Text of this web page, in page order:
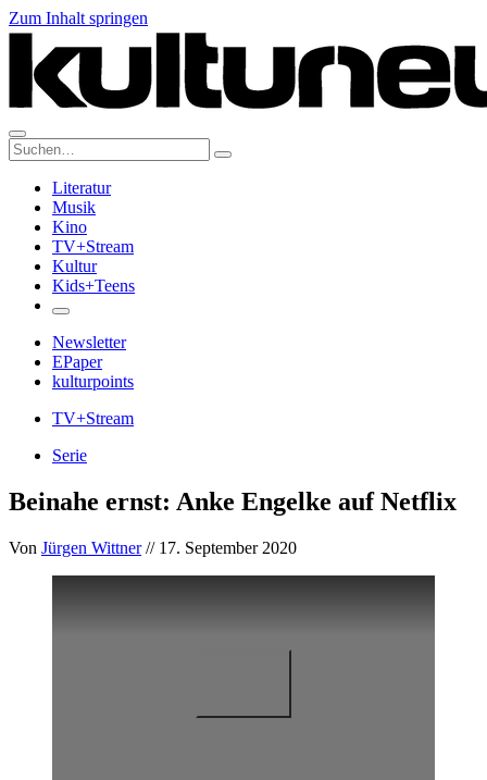
Zum Inhalt springen
Suche:
Literatur
Musik
Kino
TV+Stream
Kultur
Kids+Teens
Newsletter
EPaper
kulturpoints
TV+Stream
Serie
Beinahe ernst: Anke Engelke auf Netflix
Von Jürgen Wittner// 17. September 2020